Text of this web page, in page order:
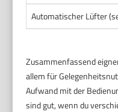
Automatischer Lüfter
Zusammenfassend
allem für
Aufwand mit der
sind gut, wenn du